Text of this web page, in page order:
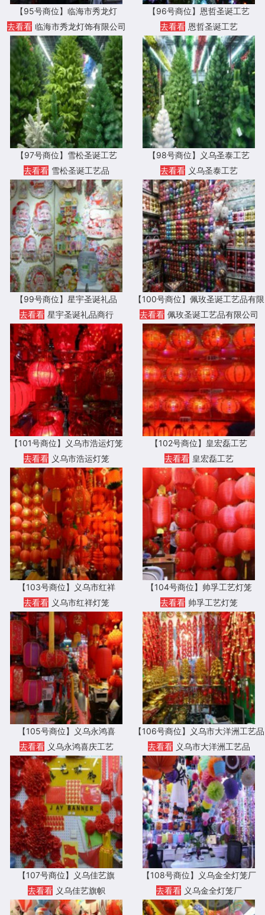
【95号商位】临海市秀龙灯
去看看 临海市秀龙灯饰有限公司
【96号商位】恩哲圣诞工艺
去看看 恩哲圣诞工艺
【97号商位】雪松圣诞工艺
去看看 雪松圣诞工艺品
【98号商位】义乌圣泰工艺
去看看 义乌圣泰工艺
【99号商位】星宇圣诞礼品
去看看 星宇圣诞礼品商行
【100号商位】佩玫圣诞工艺品有限
公司
去看看 佩玫圣诞工艺品有限公司
【101号商位】义乌市浩运灯笼
去看看 义乌市浩运灯笼
【102号商位】皇宏磊工艺
去看看 皇宏磊工艺
【103号商位】义乌市红祥
去看看 义乌市红祥灯笼
【104号商位】帅孚工艺灯笼
去看看 帅孚工艺灯笼
【105号商位】义乌永鸿喜
去看看 义乌永鸿喜庆工艺
【106号商位】义乌市大洋洲工艺品
去看看 义乌市大洋洲工艺品
【107号商位】义乌佳艺旗
去看看 义乌佳艺旗帜
【108号商位】义乌金全灯笼厂
去看看 义乌金全灯笼厂